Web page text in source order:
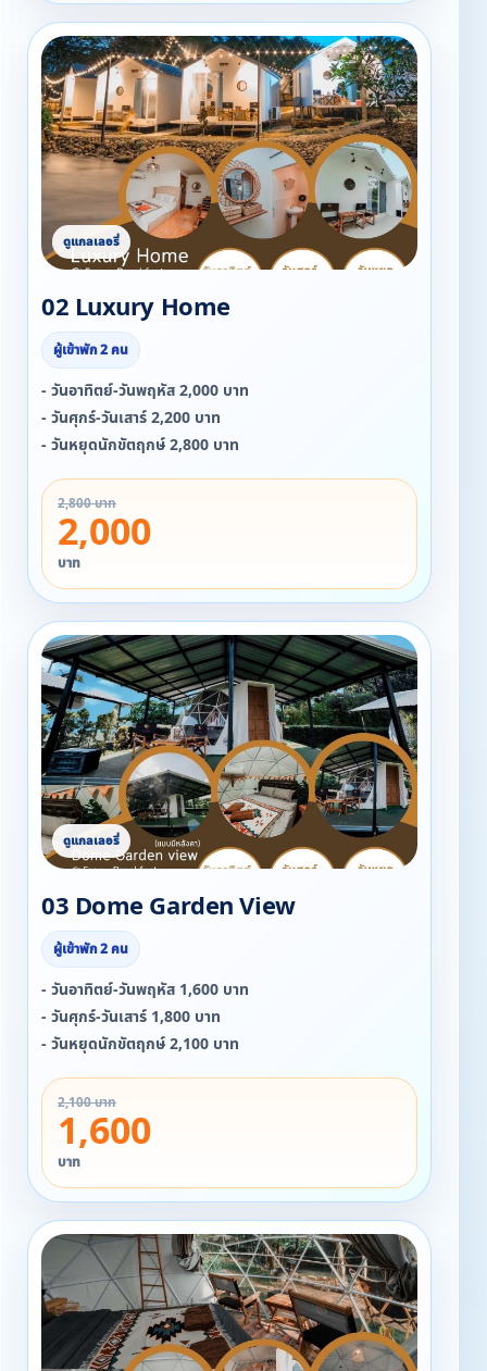
02 Luxury Home
ผู้เข้าพัก 2 คน
- วันอาทิตย์-วันพฤหัส 2,000 บาท
- วันศุกร์-วันเสาร์ 2,200 บาท
- วันหยุดนักขัตฤกษ์ 2,800 บาท
2,800 บาท
2,000
บาท
03 Dome Garden View
ผู้เข้าพัก 2 คน
- วันอาทิตย์-วันพฤหัส 1,600 บาท
- วันศุกร์-วันเสาร์ 1,800 บาท
- วันหยุดนักขัตฤกษ์ 2,100 บาท
2,100 บาท
1,600
บาท